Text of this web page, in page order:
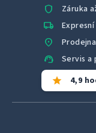
shield Záruka
local_shipping
location_on
support_agent Servis a
star 4,9